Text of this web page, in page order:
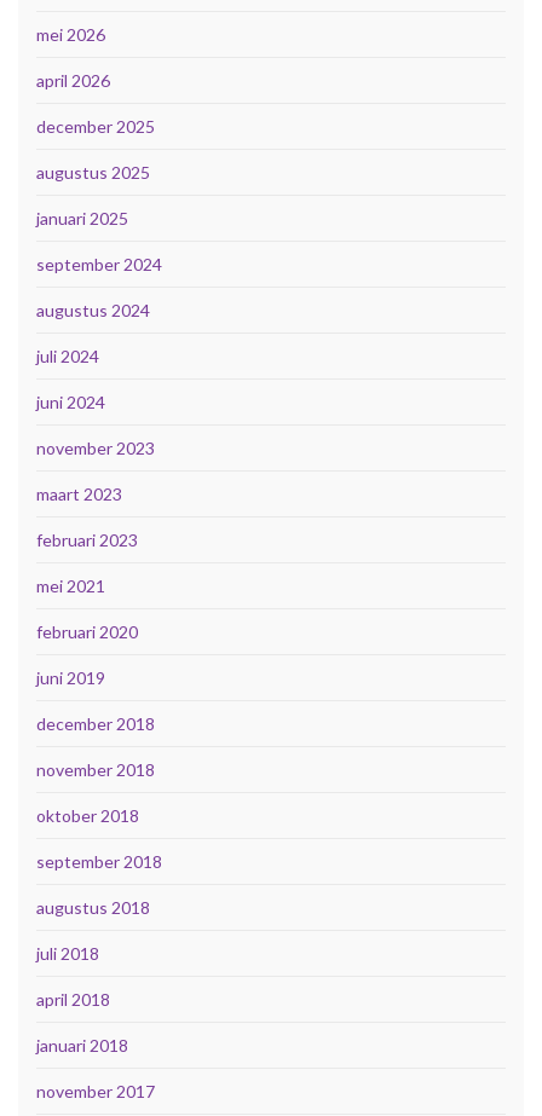
mei 2026
april 2026
december 2025
augustus 2025
januari 2025
september 2024
augustus 2024
juli 2024
juni 2024
november 2023
maart 2023
februari 2023
mei 2021
februari 2020
juni 2019
december 2018
november 2018
oktober 2018
september 2018
augustus 2018
juli 2018
april 2018
januari 2018
november 2017